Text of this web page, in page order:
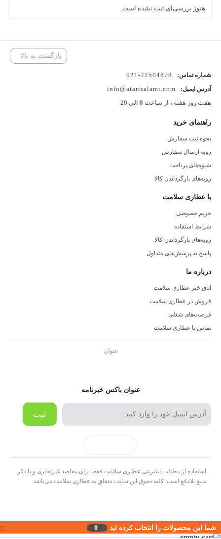
هنوز بررسی‌ای ثبت نشده است.
بازگشت به بالا
شماره تماس: 22504878-021
آدرس ایمیل:
info@atarisalamt.com
هفت روز هفته ، از ساعت 8 الی 20
راهنمای خرید
نحوه ثبت سفارش
رویه ارسال سفارش
شیوه‌های پرداخت
رویه‌های بازگرداندن کالا
با عطاری سلامت
حریم خصوصی
شرایط استفاده
رویه‌های بازگرداندن کالا
پاسخ به پرسش‌های متداول
درباره ما
اتاق خبر عطاری سلامت
فروش در عطاری سلامت
فرصت‌های شغلی
تماس با عطاری سلامت
عنوان
عنوان باکس خبرنامه
ثبت
استفاده از مطالب اینترنتی عطاری سلامت فقط برای مقاصد غیرتجاری و با ذکر
منبع بلامانع است. کلیه حقوق این سایت متعلق به عطاری سلامت می‌باشد
شما این محصولات را انتخاب کرده اید 0